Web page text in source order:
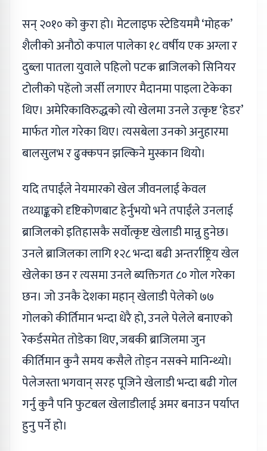
सन् २०१० को कुरा हो। मेटलाइफ स्टेडियममै ‘मोहक’
शैलीको अनौठो कपाल पालेका १८ वर्षीय एक अग्ला र
दुब्ला पातला युवाले पहिलो पटक ब्राजिलको सिनियर
टोलीको पहेंलो जर्सी लगाएर मैदानमा पाइला टेकेका
थिए। अमेरिकाविरुद्धको त्यो खेलमा उनले उत्कृष्ट ‘हेडर’
मार्फत गोल गरेका थिए। त्यसबेला उनको अनुहारमा
बालसुलभ र ढुक्कपन झल्किने मुस्कान थियो।
यदि तपाईंले नेयमारको खेल जीवनलाई केवल
तथ्याङ्कको दृष्टिकोणबाट हेर्नुभयो भने तपाईंले उनलाई
ब्राजिलको इतिहासकै सर्वोत्कृष्ट खेलाडी मान्नु हुनेछ।
उनले ब्राजिलका लागि १२८ भन्दा बढी अन्तर्राष्ट्रिय खेल
खेलेका छन र त्यसमा उनले ब्यक्तिगत ८० गोल गरेका
छन। जो उनकै देशका महान् खेलाडी पेलेको ७७
गोलको कीर्तिमान भन्दा धेरै हो, उनले पेलेले बनाएको
रेकर्डसमेत तोडेका थिए, जबकी ब्राजिलमा जुन
कीर्तिमान कुनै समय कसैले तोड्न नसक्ने मानिन्थ्यो।
पेलेजस्ता भगवान् सरह पूजिने खेलाडी भन्दा बढी गोल
गर्नु कुनै पनि फुटबल खेलाडीलाई अमर बनाउन पर्याप्त
हुनु पर्ने हो।